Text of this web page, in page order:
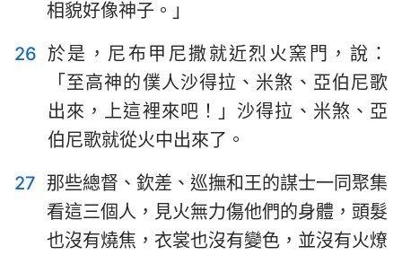
相貌好像神子。」
26 於是，尼布甲尼撒就近烈火窯門，說：
「至高神的僕人沙得拉、米煞、亞伯尼歌
出來，上這裡來吧！」沙得拉、米煞、亞
伯尼歌就從火中出來了。
27 那些總督、欽差、巡撫和王的謀士一同聚集
看這三個人，見火無力傷他們的身體，頭髮
也沒有燒焦，衣裳也沒有變色，並沒有火燎